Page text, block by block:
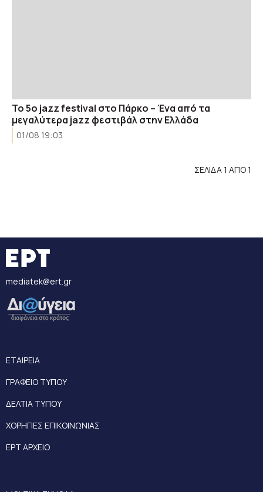
Το 5o jazz festival στο Πάρκο – Ένα από τα
μεγαλύτερα jazz φεστιβάλ στην Ελλάδα
01/08 19:03
ΣΕΛΙΔΑ 1 ΑΠΟ 1
mediatek@ert.gr
ΕΤΑΙΡΕΙΑ
ΓΡΑΦΕΙΟ ΤΥΠΟΥ
ΔΕΛΤΙΑ ΤΥΠΟΥ
ΧΟΡΗΓΙΕΣ ΕΠΙΚΟΙΝΩΝΙΑΣ
ΕΡΤ ΑΡΧΕΙΟ